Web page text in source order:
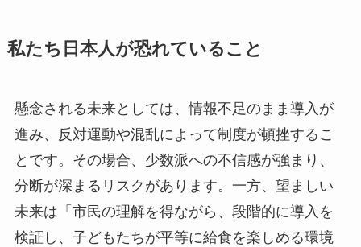
私たち日本人が恐れていること
懸念される未来としては、情報不足のまま導入が
進み、反対運動や混乱によって制度が頓挫するこ
とです。その場合、少数派への不信感が強まり、
分断が深まるリスクがあります。一方、望ましい
未来は「市民の理解を得ながら、段階的に導入を
検証し、子どもたちが平等に給食を楽しめる環境